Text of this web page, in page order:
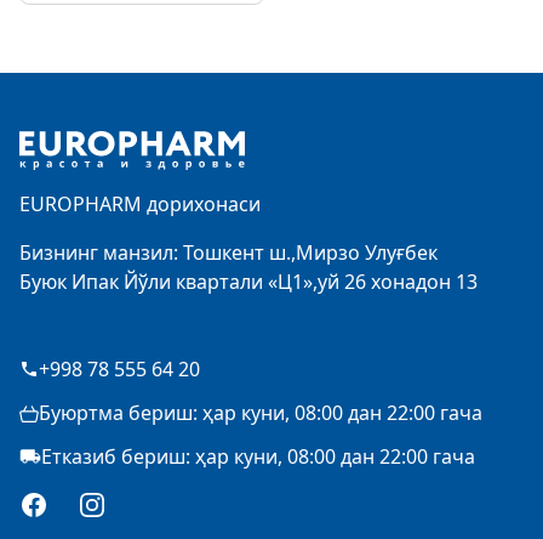
EUROPHARM дорихонаси
Бизнинг манзил: Тошкент ш.,Мирзо Улуғбек
Буюк Ипак Йўли квартали «Ц1»,уй 26 хонадон 13
+998 78 555 64 20
Буюртма бериш: ҳар куни, 08:00 дан 22:00 гача
Етказиб бериш: ҳар куни, 08:00 дан 22:00 гача
FacebookInstagram